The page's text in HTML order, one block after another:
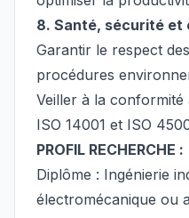
8. Santé, sécurité et
Garantir le respect
procédures
Veiller à la conformité
ISO 14001 et ISO
PROFIL RECHERCHE :
Diplôme : Ingénierie
électromécanique ou